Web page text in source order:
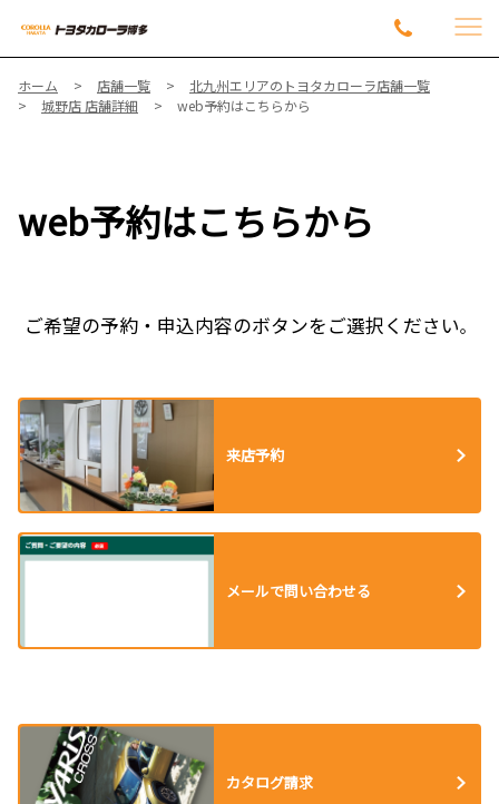
ホーム 店舗一覧
北九州エリアのトヨタカローラ店舗⼀覧
城野店 店舗詳細
web予約はこちらから
web予約はこちらから
ご希望の予約・申込内容のボタンをご選択ください。
来店予約
メールで問い合わせる
カタログ請求